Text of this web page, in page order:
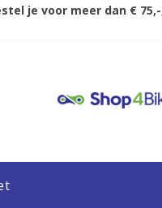
je voor meer dan €